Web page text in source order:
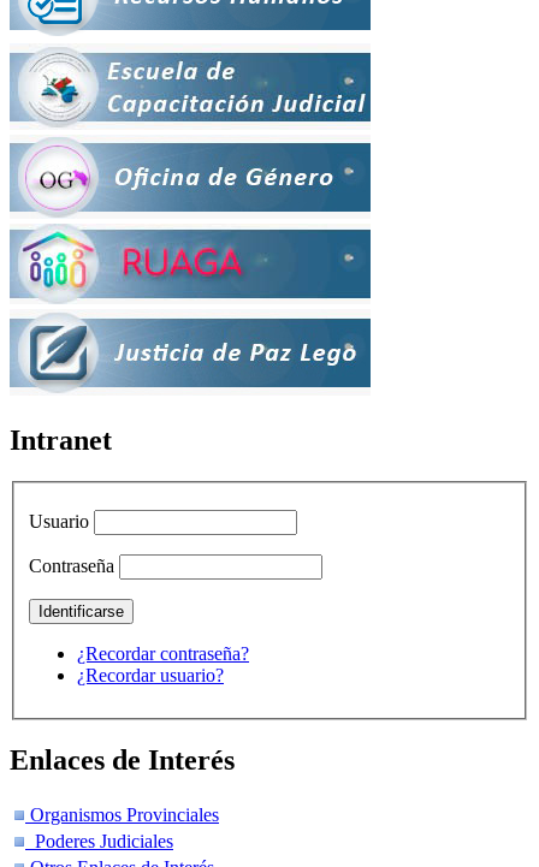
Intranet
Usuario
Contraseña
¿Recordar contraseña?
¿Recordar usuario?
Enlaces de Interés
Organismos Provinciales
Poderes Judiciales